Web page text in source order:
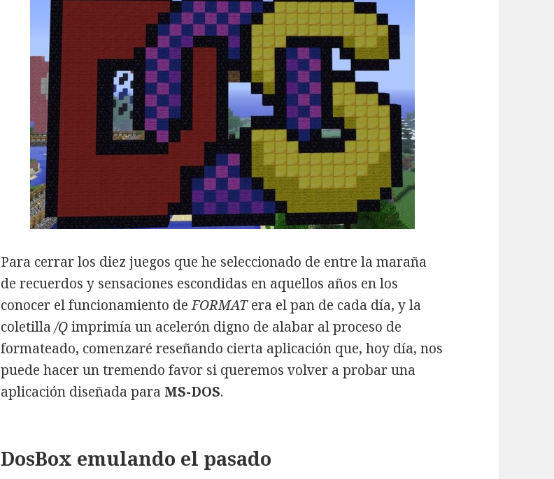
Para cerrar los diez juegos que he seleccionado de entre la maraña
de recuerdos y sensaciones escondidas en aquellos años en los
conocer el funcionamiento deFORMATera el pan de cada día, y la
coletilla/Qimprimía un acelerón digno de alabar al proceso de
formateado, comenzaré reseñando cierta aplicación que, hoy día, nos
puede hacer un tremendo favor si queremos volver a probar una
aplicación diseñada para MS-DOS.
DosBox emulando el pasado